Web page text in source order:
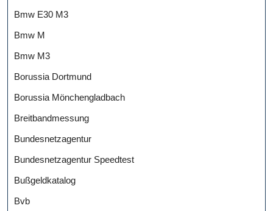
Bmw E30 M3
Bmw M
Bmw M3
Borussia Dortmund
Borussia Mönchengladbach
Breitbandmessung
Bundesnetzagentur
Bundesnetzagentur Speedtest
Bußgeldkatalog
Bvb